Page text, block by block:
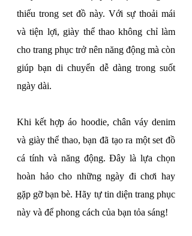
thiếu trong set đồ này. Với sự thoải mái
và tiện lợi, giày thể thao không chỉ làm
cho trang phục trở nên năng động mà còn
giúp bạn di chuyển dễ dàng trong suốt
ngày dài.
Khi kết hợp áo hoodie, chân váy denim
và giày thể thao, bạn đã tạo ra một set đồ
cá tính và năng động. Đây là lựa chọn
hoàn hảo cho những ngày đi chơi hay
gặp gỡ bạn bè. Hãy tự tin diện trang phục
này và để phong cách của bạn tỏa sáng!